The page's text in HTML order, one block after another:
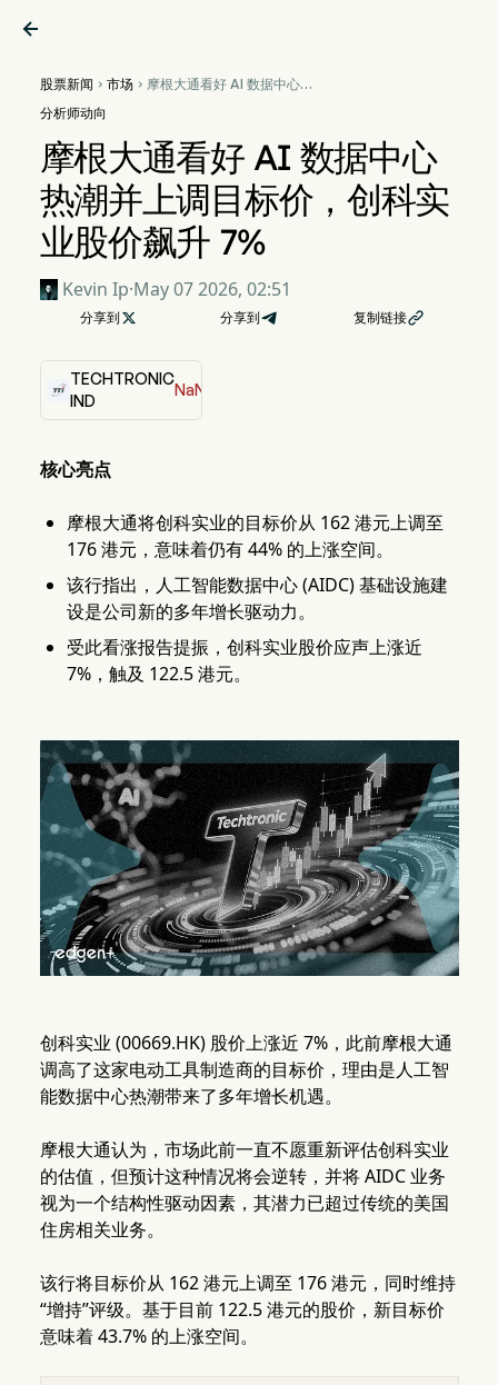

股票新闻  市场 摩根大通看好 AI 数据中心热
分析师动向
摩根大通看好 AI 数据中心
热潮并上调目标价，创科实
业股价飙升 7%
Kevin Ip·May 07 2026, 02:51
分享到  分享到 复制链接
TECHTRONIC
IND
NaN%
核心亮点
摩根大通将创科实业的目标价从 162 港元上调至
176 港元，意味着仍有 44% 的上涨空间。
该行指出，人工智能数据中心 (AIDC) 基础设施建
设是公司新的多年增长驱动力。
受此看涨报告提振，创科实业股价应声上涨近
7%，触及 122.5 港元。
创科实业 (00669.HK) 股价上涨近 7%，此前摩根大通
调高了这家电动工具制造商的目标价，理由是人工智
能数据中心热潮带来了多年增长机遇。
摩根大通认为，市场此前一直不愿重新评估创科实业
的估值，但预计这种情况将会逆转，并将 AIDC 业务
视为一个结构性驱动因素，其潜力已超过传统的美国
住房相关业务。
该行将目标价从 162 港元上调至 176 港元，同时维持
“增持”评级。基于目前 122.5 港元的股价，新目标价
意味着 43.7% 的上涨空间。